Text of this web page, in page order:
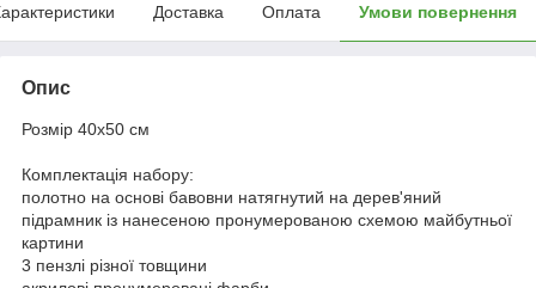
Доставка Оплата Умови повернення
Опис
Розмір 40x50 см
Комплектація набору:
полотно на основі бавовни натягнутий на дерев'яний
підрамник із нанесеною пронумерованою схемою майбутньої
картини
3 пензлі різної товщини